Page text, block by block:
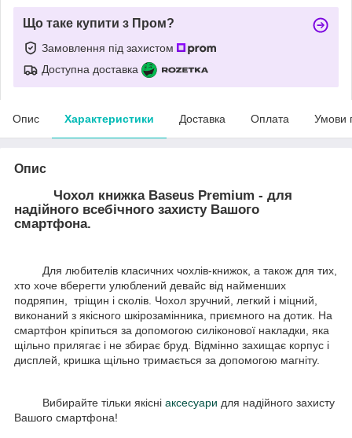
Що таке купити з Пром?
Замовлення під захистом
Доступна доставка
Опис Характеристики Доставка Оплата Умови
Опис
Чохол книжка Baseus Premium - для
надійного всебічного захисту Вашого
смартфона.
Для любителів класичних чохлів-книжок, а також для тих,
хто хоче вберегти улюблений девайс від найменших
подряпин, тріщин і сколів. Чохол зручний, легкий і міцний,
виконаний з якісного шкірозамінника, приємного на дотик. На
смартфон кріпиться за допомогою силіконової накладки, яка
щільно прилягає і не збирає бруд. Відмінно захищає корпус і
дисплей, кришка щільно тримається за допомогою магніту.
Вибирайте тільки якісні аксесуари для надійного захисту
Вашого смартфона!